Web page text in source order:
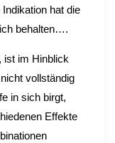
hat die
behalten….
ist im Hinblick
vollständig
in sich birgt,
Effekte